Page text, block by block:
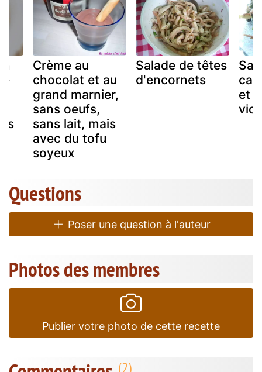
Crème au
chocolat et au
grand marnier,
sans oeufs,
sans lait, mais
avec du tofu
soyeux
Salade de têtes
d'encornets
et
Questions
Poser une question à l'auteur
Photos des membres
Publier votre photo de cette recette